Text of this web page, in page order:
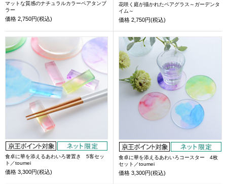
マットな質感のナチュラルカラーペアタンブ
ラー
価格 2,750円(税込)
花咲く庭が描かれたペアグラス～ガーデンタ
イム～
価格 2,750円(税込)
食卓に華を添えるあわいろ箸置き 5客セッ
ト／toumei
価格 3,300円(税込)
食卓に華を添えるあわいろコースター 4枚
セット／toumei
価格 3,300円(税込)